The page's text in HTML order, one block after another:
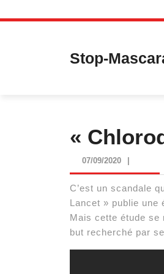
Skip
Stop-
«
07/09/202007/09/2020
C’est un scandale
Lancet » publie une
Mais cette étude se
but recherché par